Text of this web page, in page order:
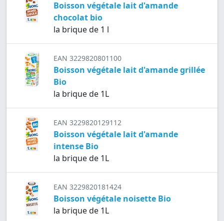
Boisson végétale lait d'amande
chocolat bio
la brique de 1 l
EAN 3229820801100
Boisson végétale lait d'amande grillée
Bio
la brique de 1L
EAN 3229820129112
Boisson végétale lait d'amande
intense Bio
la brique de 1L
EAN 3229820181424
Boisson végétale noisette Bio
la brique de 1L